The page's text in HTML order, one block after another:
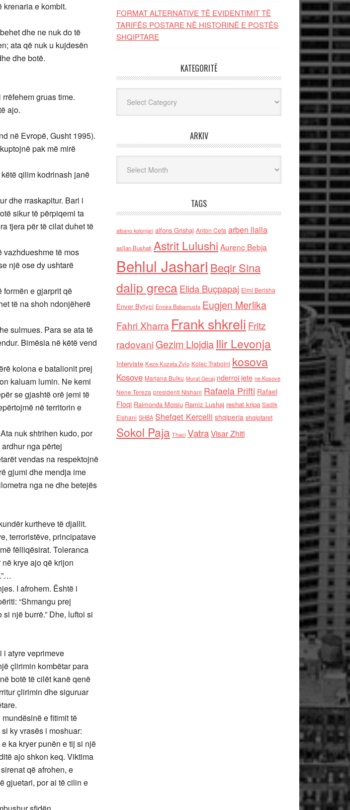
krenaria e kombit.
dhe ne nuk do të
ata që nuk u kujdesën
dhe botë.
gruas time.
ajo.
në Evropë, Gusht 1995).
pak më mirë
qilim kodrinash janë
dhe rraskapitur. Bari i
sikur të përpiqemi ta
tjera për të cilat duhet të
të mos
një ose dy ushtarë
formën e gjarprit që
të na shoh ndonjëherë
sulmues. Para se ata të
Bimësia në këtë vend
kolona e batalionit prej
kaluam lumin. Ne kemi
se gjashtë orë jemi të
në territorin e
nuk shtrihen kudo, por
nga përtej
vendas na respektojnë
gjumi dhe mendja ime
nga ne dhe betejës
kurtheve të djallit.
terroristëve, principatave
fëlliqësirat. Toleranca
krye ajo që krijon
I afrohem. Është i
“Shmangu prej
një burrë.” Dhe, luftoi si
i atyre veprimeve
çlirimin kombëtar para
botë të cilët kanë qenë
çlirimin dhe siguruar
e fitimit të
ky vrasës i moshuar:
ka kryer punën e tij si një
ajo shkon keq. Viktima
që afrohen, e
gjuetari, por ai të cilin e
FORMAT ALTERNATIVE TË EVIDENTIMIT TË
TARIFËS POSTARE NË HISTORINË E POSTËS
SHQIPTARE
KATEGORITË
ARKIV
TAGS
albano kolonjari alfons Grishaj Anton Cefa arben llalla
asllan Bushati Astrit Lulushi Aurenc Bebja
Behlul Jashari Beqir Sina
dalip grecaElida Buçpapaj Elmi Berisha
Enver Bytyci Ermira Babamusta Eugjen Merlika
Fahri Xharra Frank shkreli Fritz
radovaniGezim Llojdia Ilir Levonja
Interviste Keze Kozeta Zylo Kolec Traboini kosova
Kosove Marjana Bulku Murat Gecaj nderroi jete ne Kosove
Nene Tereza presidenti Nishani Rafaela Prifti Rafael
Floqi Raimonda Moisiu Ramiz Lushaj reshat kripa Sadik
Elshani SHBA Shefqet Kercelli shqiperia shqiptaret
Sokol Paja Thaci VatraVisar Zhiti